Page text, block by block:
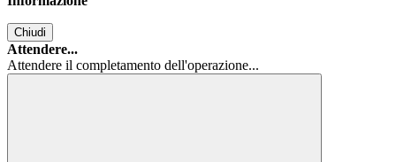
Chiudi
Attendere...
Attendere il completamento dell'operazione...